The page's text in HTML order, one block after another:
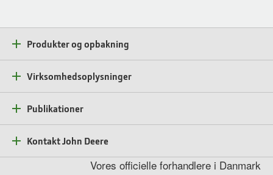
Produkter og opbakning
Virksomhedsoplysninger
Publikationer
Kontakt John Deere
Vores officielle forhandlere i Danmark